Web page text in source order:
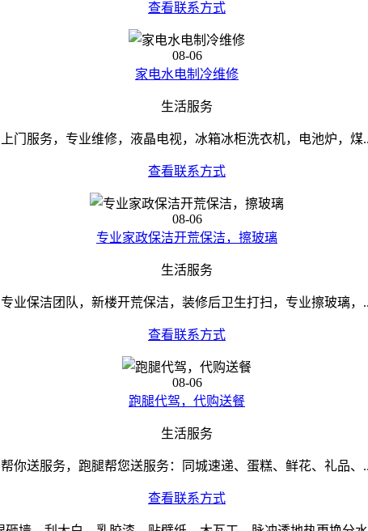
查看联系方式
08-06
家电水电制冷维修
生活服务
上门服务，专业维修，液晶电视，冰箱冰柜洗衣机，电池炉，煤
查看联系方式
08-06
专业家政保洁开荒保洁，擦玻璃
生活服务
专业保洁团队，新楼开荒保洁，装修后卫生打扫，专业擦玻璃，
查看联系方式
08-06
跑腿代驾，代购送餐
生活服务
帮你送服务，跑腿帮您送服务：同城速递、蛋糕、鲜花、礼品、
查看联系方式